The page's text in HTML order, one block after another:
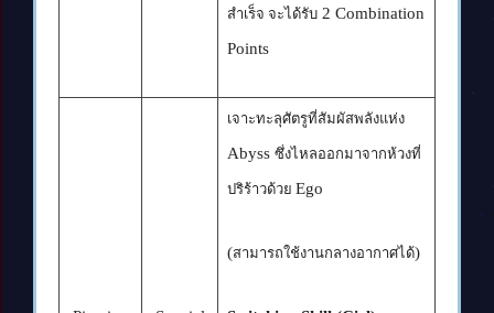
สำเร็จ จะได้รับ 2 Combination
Points
เจาะทะลุศัตรูที่สัมผัสพลังแห่ง
Abyss ซึ่งไหลออกมาจากห้วงที่
ปริร้าวด้วย Ego
(สามารถใช้งานกลางอากาศได้)